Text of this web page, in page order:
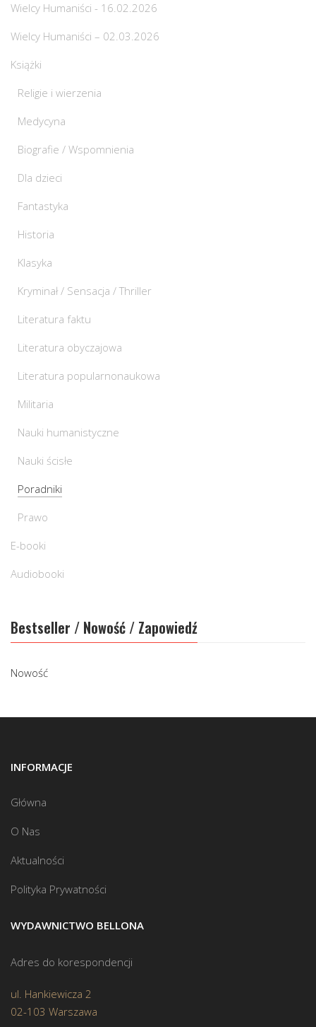
Wielcy Humaniści - 16.02.2026
Wielcy Humaniści – 02.03.2026
Książki
Religie i wierzenia
Medycyna
Biografie / Wspomnienia
Dla dzieci
Fantastyka
Historia
Klasyka
Kryminał / Sensacja / Thriller
Literatura faktu
Literatura obyczajowa
Literatura popularnonaukowa
Militaria
Nauki humanistyczne
Nauki ścisłe
Poradniki
Prawo
E-booki
Audiobooki
Bestseller / Nowość / Zapowiedź
Nowość
INFORMACJE
Główna
O Nas
Aktualności
Polityka Prywatności
WYDAWNICTWO BELLONA
Adres do korespondencji
ul. Hankiewicza 2
02-103 Warszawa